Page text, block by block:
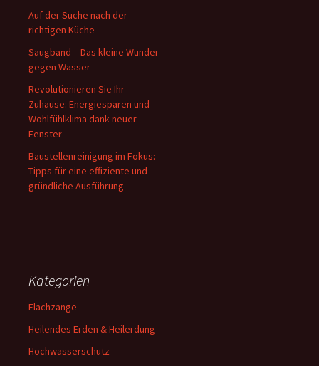
Auf der Suche nach der
richtigen Küche
Saugband – Das kleine Wunder
gegen Wasser
Revolutionieren Sie Ihr
Zuhause: Energiesparen und
Wohlfühlklima dank neuer
Fenster
Baustellenreinigung im Fokus:
Tipps für eine effiziente und
gründliche Ausführung
Kategorien
Flachzange
Heilendes Erden & Heilerdung
Hochwasserschutz